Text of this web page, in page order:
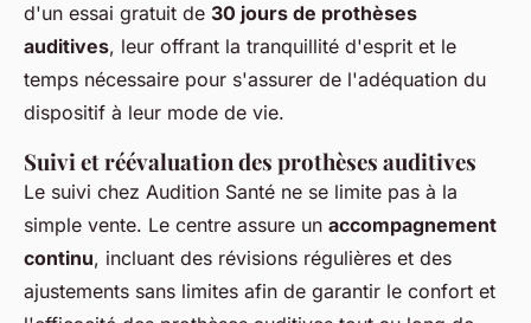
d'un essai gratuit de 30 jours de prothèses
auditives, leur offrant la tranquillité d'esprit et le
temps nécessaire pour s'assurer de l'adéquation du
dispositif à leur mode de vie.
Suivi et réévaluation des prothèses auditives
Le suivi chez Audition Santé ne se limite pas à la
simple vente. Le centre assure un accompagnement
continu, incluant des révisions régulières et des
ajustements sans limites afin de garantir le confort et